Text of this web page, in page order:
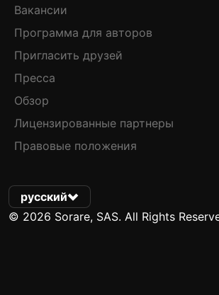
Вакансии
Программа для авторов
Пригласить друзей
Пресса
Обзор
Лицензированные партнеры
Правовые положения
русский
© 2026 Sorare, SAS. All Rights